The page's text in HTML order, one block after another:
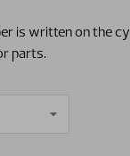
is written on the
parts.